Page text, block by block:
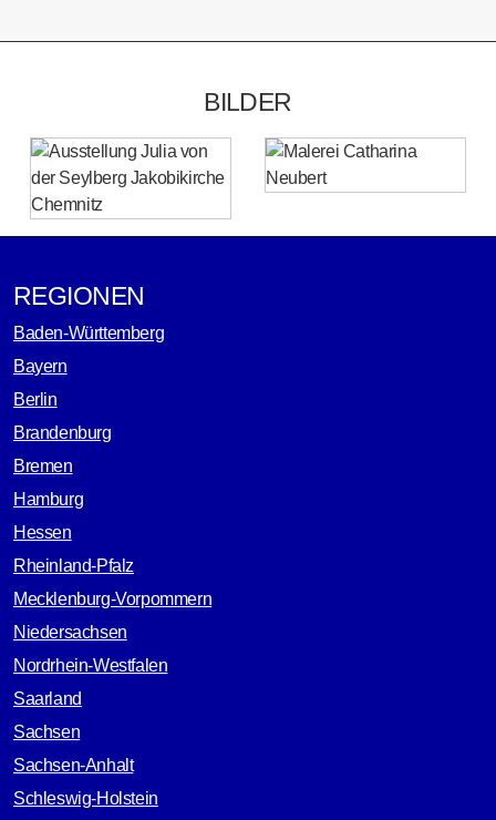
BILDER
REGIONEN
Baden-Württemberg
Bayern
Berlin
Brandenburg
Bremen
Hamburg
Hessen
Rheinland-Pfalz
Mecklenburg-Vorpommern
Niedersachsen
Nordrhein-Westfalen
Saarland
Sachsen
Sachsen-Anhalt
Schleswig-Holstein